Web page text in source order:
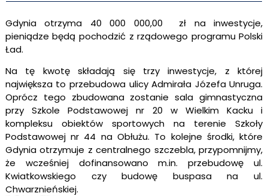
Gdynia otrzyma 40 000 000,00 zł na inwestycje,
pieniądze będą pochodzić z rządowego programu Polski
Ład.
Na tę kwotę składają się trzy inwestycje, z której
największa to przebudowa ulicy Admirała Józefa Unruga.
Oprócz tego zbudowana zostanie sala gimnastyczna
przy Szkole Podstawowej nr 20 w Wielkim Kacku i
kompleksu obiektów sportowych na terenie Szkoły
Podstawowej nr 44 na Obłużu. To kolejne środki, które
Gdynia otrzymuje z centralnego szczebla, przypomnijmy,
że wcześniej dofinansowano m.in. przebudowę ul.
Kwiatkowskiego czy budowę buspasa na ul.
Chwarznieńskiej.